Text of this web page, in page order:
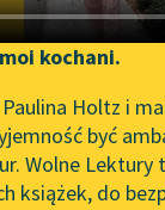
kochani.
Holtz i
być
Wolne Lektury
książek, doKornel